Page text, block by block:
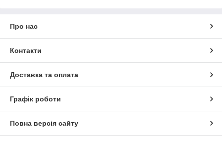
Про нас
Контакти
Доставка та оплата
Графік роботи
Повна версія сайту